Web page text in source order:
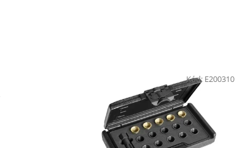
Kód: E200310